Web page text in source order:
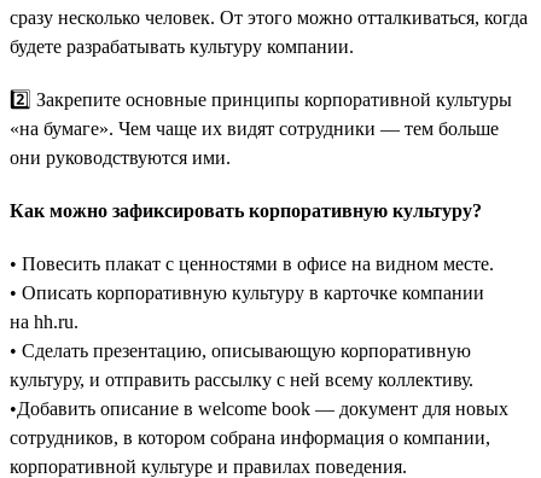
сразу несколько человек. От этого можно отталкиваться, когда
будете разрабатывать культуру компании.
2️⃣ Закрепите основные принципы корпоративной культуры
«на бумаге». Чем чаще их видят сотрудники — тем больше
они руководствуются ими.
Как можно зафиксировать корпоративную культуру?
• Повесить плакат с ценностями в офисе на видном месте.
• Описать корпоративную культуру в карточке компании
на hh.ru.
• Сделать презентацию, описывающую корпоративную
культуру, и отправить рассылку с ней всему коллективу.
•Добавить описание в welcome book — документ для новых
сотрудников, в котором собрана информация о компании,
корпоративной культуре и правилах поведения.